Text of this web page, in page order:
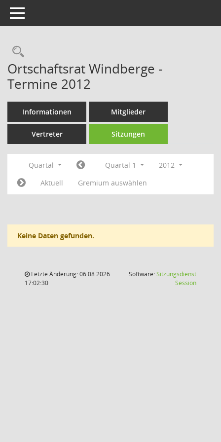
Toggle navigation
Rechercheauswahl
Ortschaftsrat Windberge -
Termine 2012
Informationen Mitglieder
Vertreter Sitzungen
Quartal Quartal 1
2012
Aktuell
Gremium auswählen
Keine Daten gefunden.
Letzte Änderung: 06.08.2026
17:02:30
Software:Sitzungsdienst
Session(Wird in